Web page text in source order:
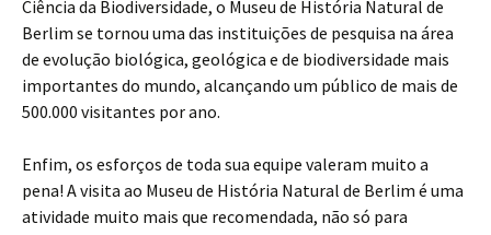
Ciência da Biodiversidade, o Museu de História Natural de
Berlim se tornou uma das instituições de pesquisa na área
de evolução biológica, geológica e de biodiversidade mais
importantes do mundo, alcançando um público de mais de
500.000 visitantes por ano.
Enfim, os esforços de toda sua equipe valeram muito a
pena! A visita ao Museu de História Natural de Berlim é uma
atividade muito mais que recomendada, não só para